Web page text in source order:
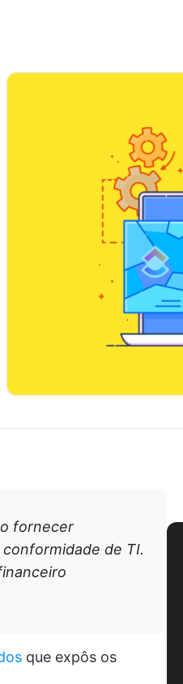
fornecer
de TI.
que expôs os